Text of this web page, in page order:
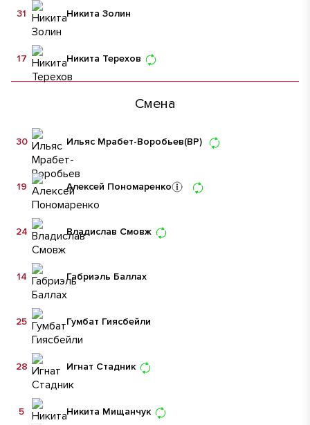
Никита Золин
31
Никита Терехов
17
Смена
Ильяс Мрабет-Воробьев(ВР)
30
Алексей Пономаренко
19
Владислав Смовж
24
Габриэль Баллах
14
Гумбат Гиясбейли
25
Игнат Стадник
28
Никита Мищанчук
5